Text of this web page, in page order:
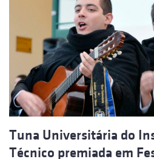
Tuna Universitária do
Técnico premiada em